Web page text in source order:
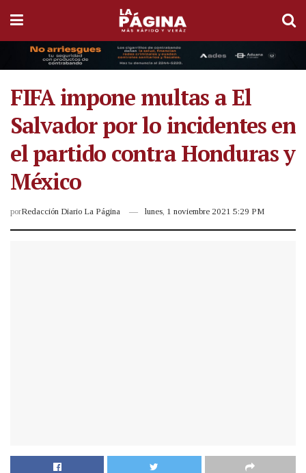
FIFA impone multas a El
Salvador por lo incidentes en
el partido contra Honduras y
México
porRedacción Diario La Página lunes, 1 noviembre 2021 5:29 PM